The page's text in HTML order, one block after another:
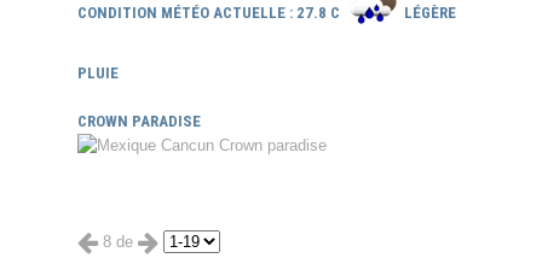
CONDITION MÉTÉO ACTUELLE : 27.8 C LÉGÈRE
PLUIE
CROWN PARADISE
8 de